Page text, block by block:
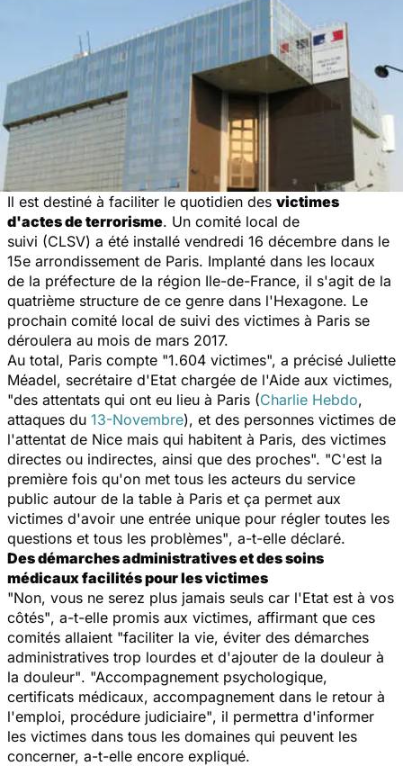
Il est destiné à faciliter le quotidien des victimes
d'actes de terrorisme. Un comité local de
suivi (CLSV) a été installé vendredi 16 décembre dans le
15e arrondissement de Paris. Implanté dans les locaux
de la préfecture de la région Ile-de-France, il s'agit de la
quatrième structure de ce genre dans l'Hexagone. Le
prochain comité local de suivi des victimes à Paris se
déroulera au mois de mars 2017.
Au total, Paris compte "1.604 victimes", a précisé Juliette
Méadel, secrétaire d'Etat chargée de l'Aide aux victimes,
"des attentats qui ont eu lieu à Paris (Charlie Hebdo,
attaques du 13-Novembre), et des personnes victimes de
l'attentat de Nice mais qui habitent à Paris, des victimes
directes ou indirectes, ainsi que des proches". "C'est la
première fois qu'on met tous les acteurs du service
public autour de la table à Paris et ça permet aux
victimes d'avoir une entrée unique pour régler toutes les
questions et tous les problèmes", a-t-elle déclaré.
Des démarches administratives et des soins
médicaux facilités pour les victimes
"Non, vous ne serez plus jamais seuls car l'Etat est à vos
côtés", a-t-elle promis aux victimes, affirmant que ces
comités allaient "faciliter la vie, éviter des démarches
administratives trop lourdes et d'ajouter de la douleur à
la douleur". "Accompagnement psychologique,
certificats médicaux, accompagnement dans le retour à
l'emploi, procédure judiciaire", il permettra d'informer
les victimes dans tous les domaines qui peuvent les
concerner, a-t-elle encore expliqué.